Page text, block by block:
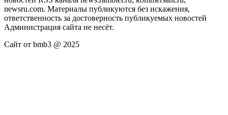
newsru.com. Материалы публикуются без искажения,
ответственность за достоверность публикуемых новостей
Администрация сайта не несёт.
Сайт от bmb3 @ 2025